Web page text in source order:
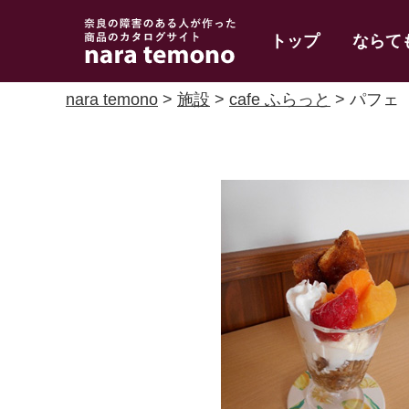
奈良で障害のある人
の手作り商品 nara
temono
トップ ならて
nara temono > 施設 > cafe ふらっと > パフェ